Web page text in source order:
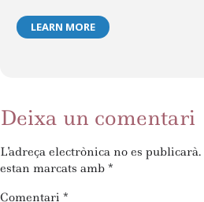
LEARN MORE
Deixa un comentari
L'adreça electrònica no es publicarà.
estan marcats amb *
Comentari *